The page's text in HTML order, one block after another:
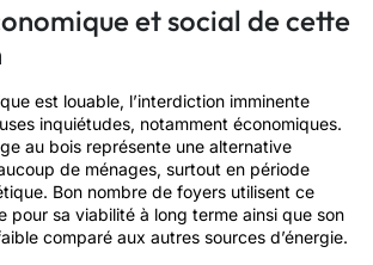
et social de cette
est louable, l’interdiction imminente
inquiétudes, notamment économiques.
au bois représente une alternative
de ménages, surtout en période
Bon nombre de foyers utilisent ce
pour sa viabilité à long terme ainsi que son
comparé aux autres sources d’énergie.